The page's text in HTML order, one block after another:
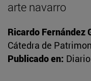
arte navarro
Ricardo Fernández
Cátedra de
Publicado en: